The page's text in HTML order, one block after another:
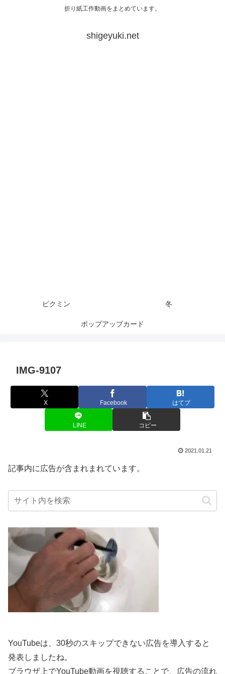
折り紙工作動画をまとめています。
shigeyuki.net
ピクミン 冬
ポップアップカード
IMG-9107
X Facebook はてブ
LINE コピー
2021.01.21
記事内に広告が含まれまれています。
YouTubeは、30秒のスキップできない広告を導入すると
発表しましたね。
ブラウザ上でYouTube動画を視聴することで、広告の流れ